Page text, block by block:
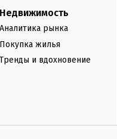
Недвижимость
Аналитика рынка
Покупка жилья
Тренды и вдохновение